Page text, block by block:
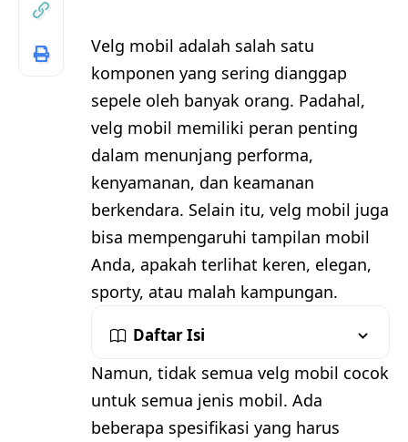
Velg mobil adalah salah satu
komponen yang sering dianggap
sepele oleh banyak orang. Padahal,
velg mobil memiliki peran penting
dalam menunjang performa,
kenyamanan, dan keamanan
berkendara. Selain itu, velg mobil juga
bisa mempengaruhi tampilan mobil
Anda, apakah terlihat keren, elegan,
sporty, atau malah kampungan.
Daftar Isi
Namun, tidak semua velg mobil cocok
untuk semua jenis mobil. Ada
beberapa spesifikasi yang harus